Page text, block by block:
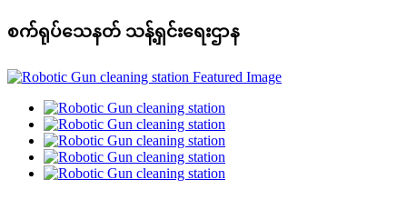
စက်ရုပ်သေနတ် သန့်ရှင်းရေးဌာန